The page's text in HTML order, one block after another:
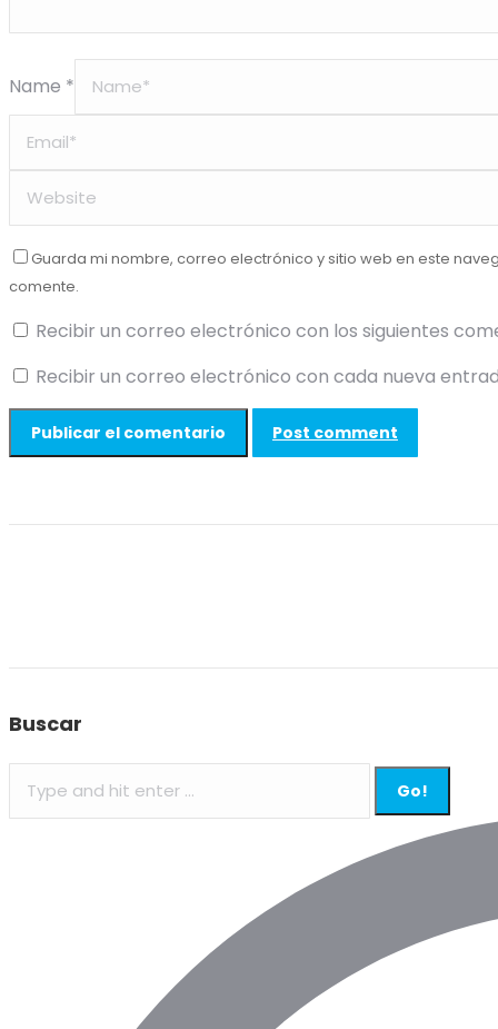
Name *
Guarda mi nombre, correo electrónico y sitio web en este
comente.
Recibir un correo electrónico con los siguientes
Recibir un correo electrónico con cada nueva
Post comment
Buscar